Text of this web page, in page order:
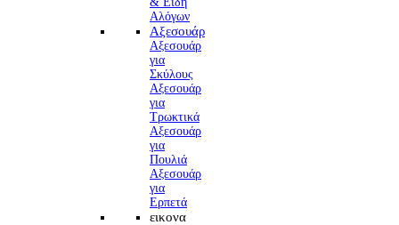
Αξεσουάρ
Αξεσουάρ
για
Σκύλους
Αξεσουάρ
για
Τρωκτικά
Αξεσουάρ
για
Πουλιά
Αξεσουάρ
για
Ερπετά
εικονα